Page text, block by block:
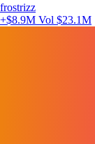
frostrizz
+$8.9M Vol $23.1M